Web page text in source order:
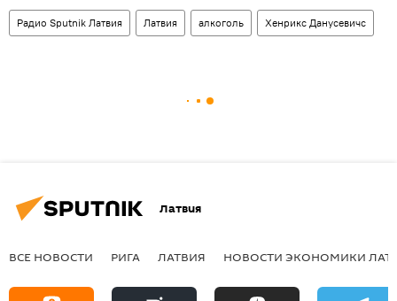
Радио Sputnik Латвия Латвия алкоголь Хенрикс Данусевичс
Латвия
ВСЕ НОВОСТИ РИГА ЛАТВИЯ НОВОСТИ ЭКОНОМИКИ